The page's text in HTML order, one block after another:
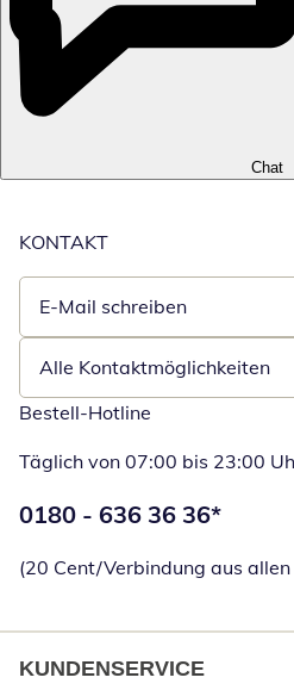
Chat
KONTAKT
E-Mail schreiben
Öffnet E-Mail-Client
Alle Kontaktmöglichkeiten
Bestell-Hotline
Täglich von 07:00 bis 23:00
Telefonnummer:
0180 - 636 36 36*
(20 Cent/Verbindung aus
KUNDENSERVICE